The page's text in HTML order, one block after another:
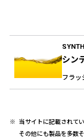
シン
フラッ
当サイトに記載されて
その他にも製品を多数